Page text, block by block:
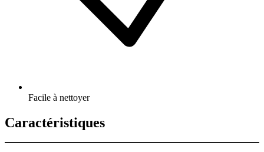
Facile à nettoyer
Caractéristiques